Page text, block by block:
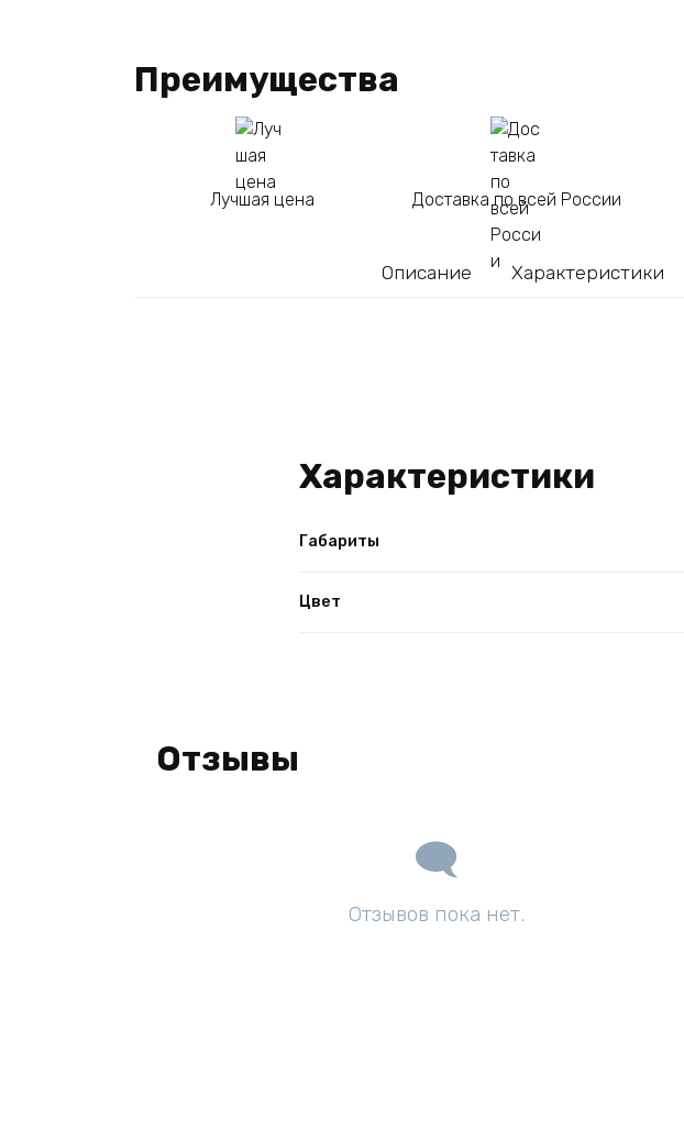
Преимущества
Лучшая цена Доставка по всей России
Описание Характеристики
Характеристики
Габариты
Цвет
Отзывы
Отзывов пока нет.